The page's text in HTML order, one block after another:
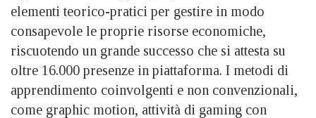
elementi teorico-pratici per gestire in modo
consapevole le proprie risorse economiche,
riscuotendo un grande successo che si attesta su
oltre 16.000 presenze in piattaforma. I metodi di
apprendimento coinvolgenti e non convenzionali,
come graphic motion, attività di gaming con